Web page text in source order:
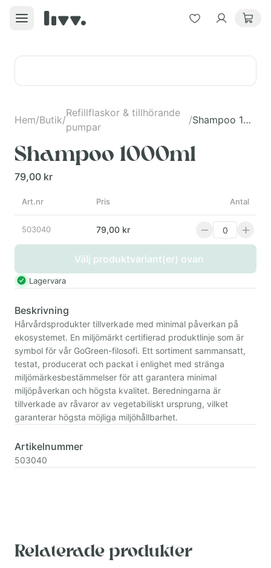
Hem/Butik/
Refillflaskor & tillhörande
pumpar
/ Shampoo 1000ml
Shampoo 1000ml
79,00 kr
Art.nr Pris Antal
503040 79,00 kr
Välj produktvariant(er) ovan
Lagervara
Beskrivning
Hårvårdsprodukter tillverkade med minimal påverkan på
ekosystemet. En miljömärkt certifierad produktlinje som är
symbol för vår GoGreen-filosofi. Ett sortiment sammansatt,
testat, producerat och packat i enlighet med stränga
miljömärkesbestämmelser för att garantera minimal
miljöpåverkan och högsta kvalitet. Beredningarna är
tillverkade av råvaror av vegetabiliskt ursprung, vilket
garanterar högsta möjliga miljöhållbarhet.
Artikelnummer
503040
Relaterade produkter